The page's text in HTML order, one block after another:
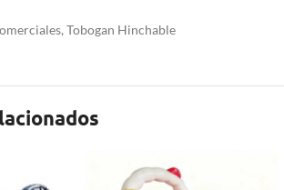
, Tobogan Hinchable